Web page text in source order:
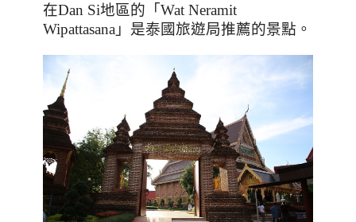
在Dan Si地區的「Wat Neramit
Wipattasana 」是泰國旅遊局推薦的景點。